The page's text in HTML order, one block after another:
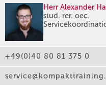
Herr Alexander
stud. rer. oec.
+49(0)40 80 81 375 0